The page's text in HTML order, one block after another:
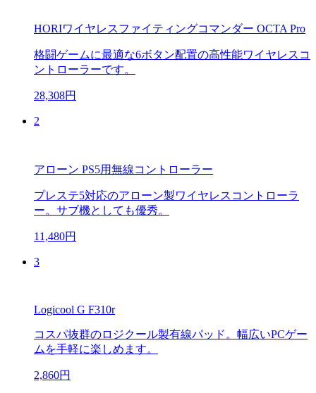
HORIワイヤレスファイティングコマンダー OCTA Pro
格闘ゲームに最適な6ボタン配置の高性能ワイヤレスコ
ントローラーです。
28,308円
2
アローン PS5用無線コントローラー
プレステ5対応のアローン製ワイヤレスコントローラ
ー。サブ機としても優秀。
11,480円
3
Logicool G F310r
コスパ抜群のロジクール製有線パッド。幅広いPCゲー
ムを手軽に楽しめます。
2,860円